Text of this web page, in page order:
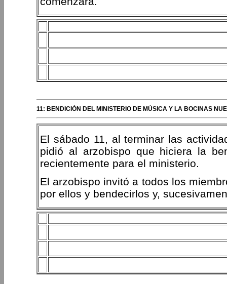
11: BENDICIÓN DEL MINISTERIO DE MÚSICA Y LA BOCINAS
El sábado 11, al terminar las
pidió al arzobispo que hiciera la
recientemente para el ministerio.
El arzobispo invitó a todos los
por ellos y bendecirlos y,